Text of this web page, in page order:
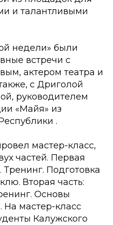
и талантливыми
недели» были
встречи с
актером театра и
с Дриголой
руководителем
«Майя» из
.
мастер-класс,
частей. Первая
Тренинг. Подготовка
Вторая часть:
Основы
На мастер-класс
Калужского